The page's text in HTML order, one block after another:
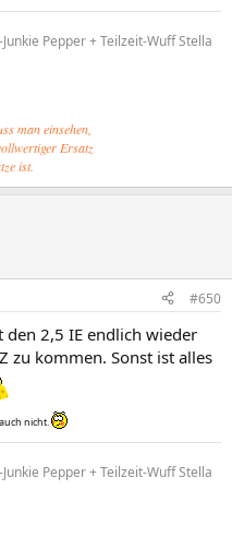
Pepper + Teilzeit-Wuff Stella
man einsehen,
Ersatz
ist.
#650
2,5 IE endlich wieder
zu kommen. Sonst ist alles
nicht.
Pepper + Teilzeit-Wuff Stella